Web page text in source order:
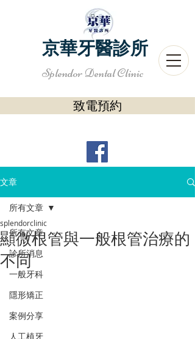
致電預約
京華牙醫診所
Splendor Dental Clinic
文章
所有文章
診所消息
一般牙科
隱形矯正
案例分享
人工植牙
所有文章
顯微根管與一般根管治療的
不同
splendorclinic